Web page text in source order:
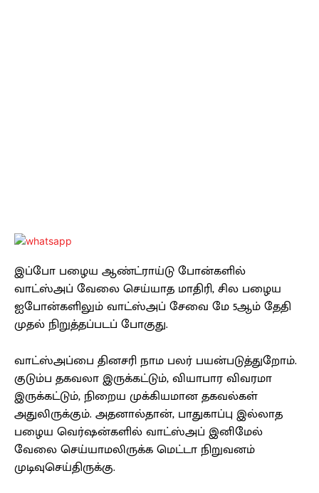
இப்போ பழைய ஆண்ட்ராய்டு போன்களில்
வாட்ஸ்அப் வேலை செய்யாத மாதிரி, சில பழைய
ஐபோன்களிலும் வாட்ஸ்அப் சேவை மே 5ஆம் தேதி
முதல் நிறுத்தப்படப் போகுது.
வாட்ஸ்அப்பை தினசரி நாம பலர் பயன்படுத்துறோம்.
குடும்ப தகவலா இருக்கட்டும், வியாபார விவரமா
இருக்கட்டும், நிறைய முக்கியமான தகவல்கள்
அதுலிருக்கும். அதனால்தான், பாதுகாப்பு இல்லாத
பழைய வெர்ஷன்களில் வாட்ஸ்அப் இனிமேல்
வேலை செய்யாமலிருக்க மெட்டா நிறுவனம்
முடிவுசெய்திருக்கு.